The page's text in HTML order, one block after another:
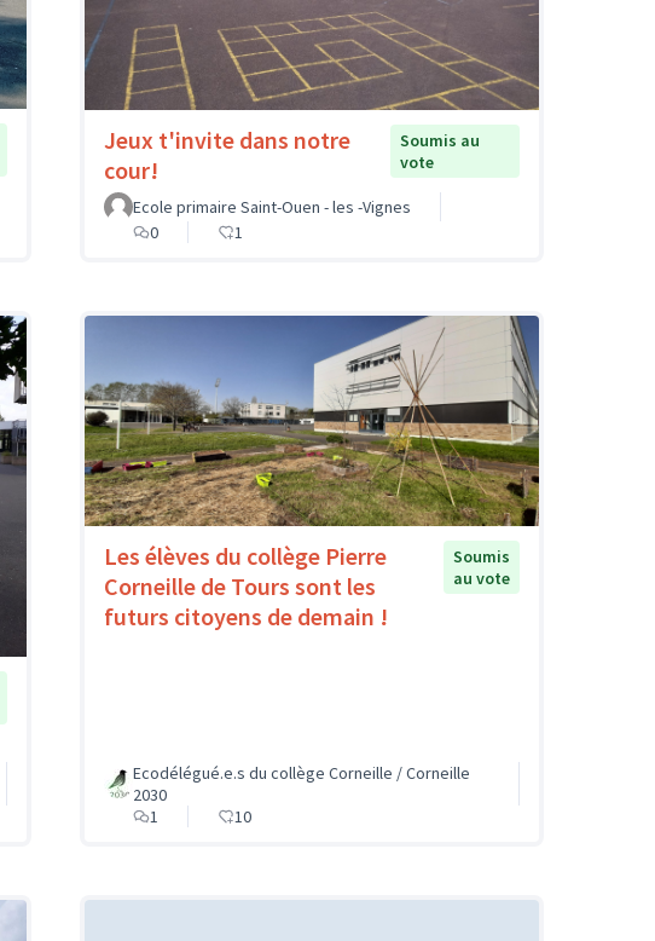
Jeux t'invite dans notre
cour!
Soumis au
vote
Ecole primaire Saint-Ouen - les -Vignes
0
1
Les élèves du collège Pierre
Corneille de Tours sont les
futurs citoyens de demain !
Soumis
au vote
Ecodélégué.e.s du collège Corneille / Corneille
2030
1
10